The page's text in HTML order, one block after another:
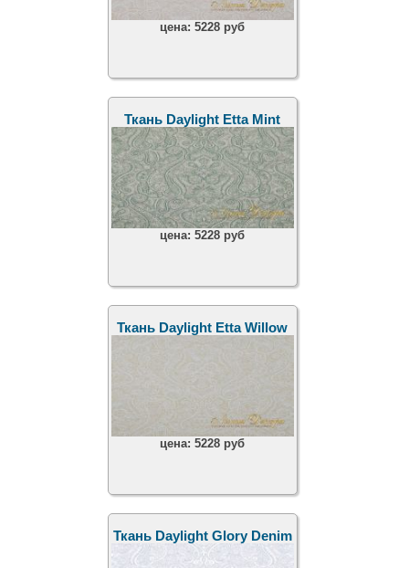
цена:5228 руб
Ткань Daylight Etta Mint
цена:5228 руб
Ткань Daylight Etta Willow
цена:5228 руб
Ткань Daylight Glory Denim